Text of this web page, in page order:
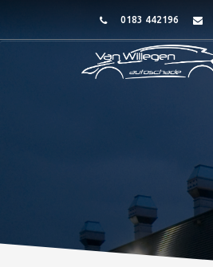
0183 442196